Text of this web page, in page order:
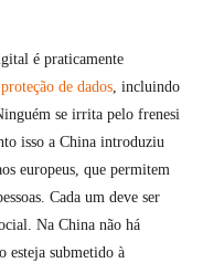
é praticamente
de dados, incluindo
se irrita pelo frenesi
isso a China introduziu
europeus, que permitem
Cada um deve ser
Na China não há
esteja submetido à